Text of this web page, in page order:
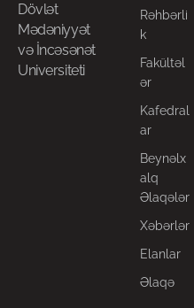
Dövlət
Mədəniyyət
və İncəsənət
Universiteti
Rəhbərli
k
Fakültəl
ər
Kafedral
ar
Beynəlx
alq
Əlaqələr
Xəbərlər
Elanlar
Əlaqə